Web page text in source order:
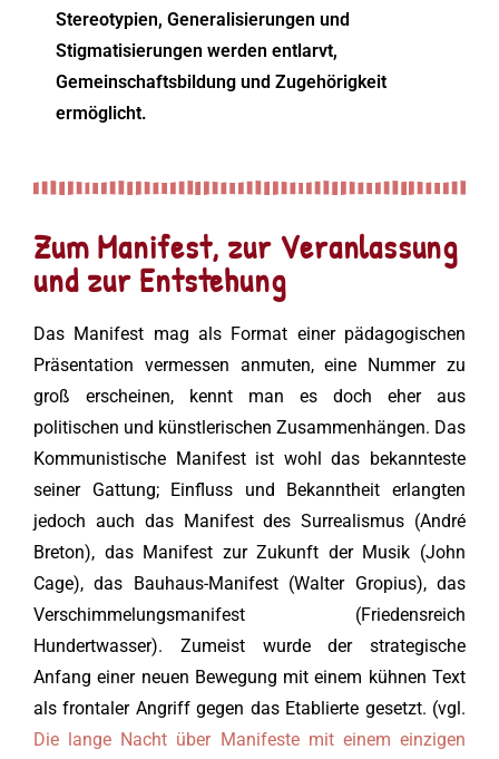
Stereotypien, Generalisierungen und
Stigmatisierungen werden entlarvt,
Gemeinschaftsbildung und Zugehörigkeit
ermöglicht.
Zum Manifest, zur Veranlassung
und zur Entstehung
Das Manifest mag als Format einer pädagogischen
Präsentation vermessen anmuten, eine Nummer zu
groß erscheinen, kennt man es doch eher aus
politischen und künstlerischen Zusammenhängen. Das
Kommunistische Manifest ist wohl das bekannteste
seiner Gattung; Einfluss und Bekanntheit erlangten
jedoch auch das Manifest des Surrealismus (André
Breton), das Manifest zur Zukunft der Musik (John
Cage), das Bauhaus-Manifest (Walter Gropius), das
Verschimmelungsmanifest (Friedensreich
Hundertwasser). Zumeist wurde der strategische
Anfang einer neuen Bewegung mit einem kühnen Text
als frontaler Angriff gegen das Etablierte gesetzt. (vgl.
Die lange Nacht über Manifeste mit einem einzigen